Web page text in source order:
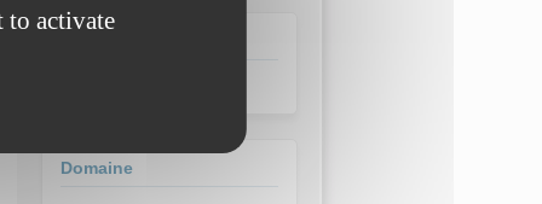
Domaine
to activate